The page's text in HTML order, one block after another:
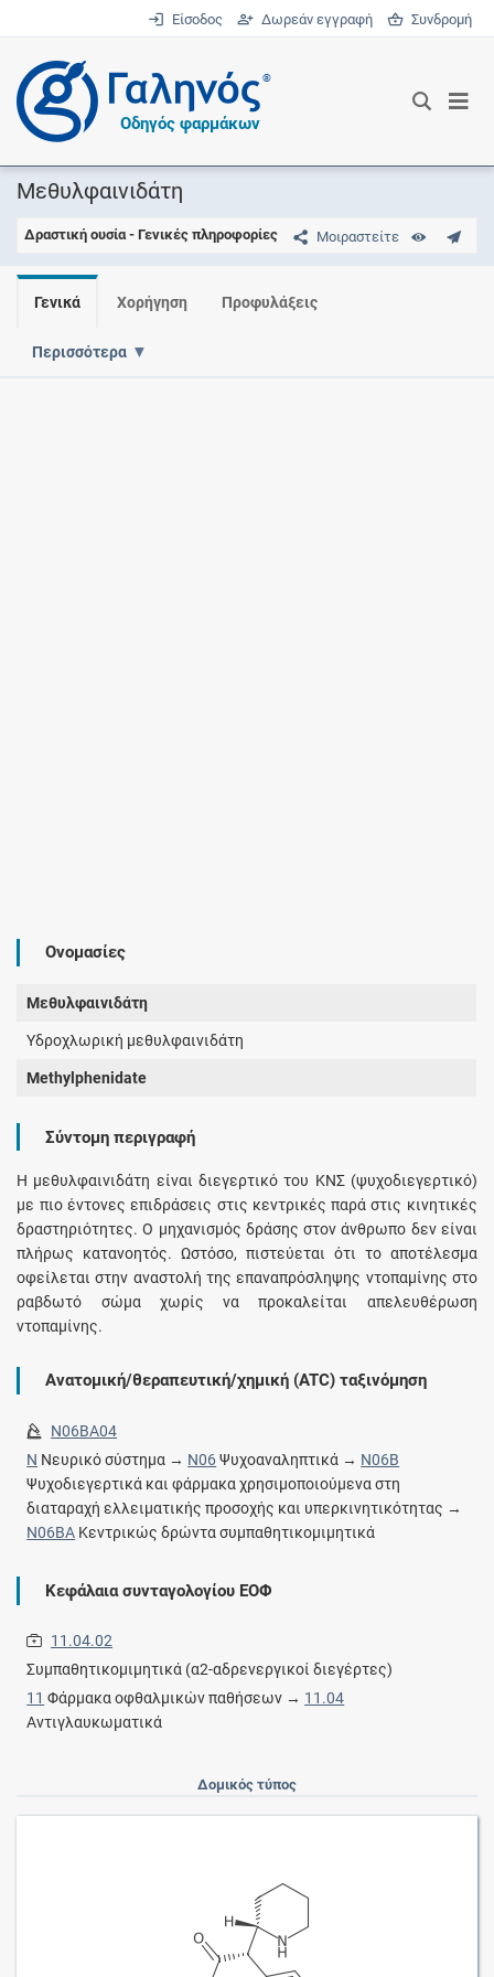
Είσοδος Δωρεάν εγγραφή Συνδρομή
®
Οδηγός φαρμάκων
Μεθυλφαινιδάτη
Μοιραστείτε
Δραστική ουσία - Γενικές πληροφορίες
Γενικά Χορήγηση Προφυλάξεις
Περισσότερα
Ονομασίες
Μεθυλφαινιδάτη
Υδροχλωρική μεθυλφαινιδάτη
Methylphenidate
Σύντομη περιγραφή
Η μεθυλφαινιδάτη είναι διεγερτικό του ΚΝΣ (ψυχοδιεγερτικό)
με πιο έντονες επιδράσεις στις κεντρικές παρά στις κινητικές
δραστηριότητες. Ο μηχανισμός δράσης στον άνθρωπο δεν είναι
πλήρως κατανοητός. Ωστόσο, πιστεύεται ότι το αποτέλεσμα
οφείλεται στην αναστολή της επαναπρόσληψης ντοπαμίνης στο
ραβδωτό σώμα χωρίς να προκαλείται απελευθέρωση
ντοπαμίνης.
Ανατομική/θεραπευτική/χημική (ATC) ταξινόμηση
N06BA04
N Νευρικό σύστημα → N06Ψυχοαναληπτικά → N06B
Ψυχοδιεγερτικά και φάρμακα χρησιμοποιούμενα στη
διαταραχή ελλειματικής προσοχής και υπερκινητικότητας →
N06BA Κεντρικώς δρώντα συμπαθητικομιμητικά
Κεφάλαια συνταγολογίου ΕΟΦ
11.04.02
Συμπαθητικομιμητικά (α2-αδρενεργικοί διεγέρτες)
11 Φάρμακα οφθαλμικών παθήσεων → 11.04
Αντιγλαυκωματικά
Δομικός τύπος